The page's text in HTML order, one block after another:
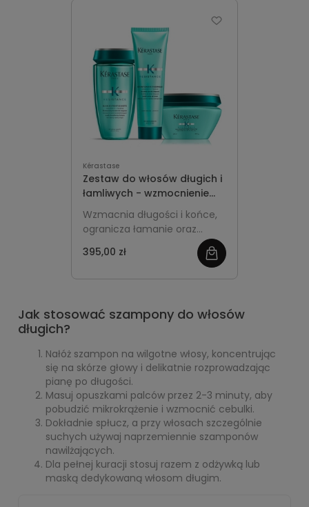
Kérastase
Zestaw do włosów długich i
łamliwych - wzmocnienie
długości i termoochrona
Wzmacnia długości i końce,
ogranicza łamanie oraz
395,00 zł
zobacz
więcej
Jak stosować szampony do włosów
długich?
Nałóż szampon na wilgotne włosy, koncentrując
się na skórze głowy i delikatnie rozprowadzając
pianę po długości.
Masuj opuszkami palców przez 2-3 minuty, aby
pobudzić mikrokrążenie i wzmocnić cebulki.
Dokładnie spłucz, a przy włosach szczególnie
suchych używaj naprzemiennie szamponów
nawilżających.
Dla pełnej kuracji stosuj razem z odżywką lub
maską dedykowaną włosom długim.